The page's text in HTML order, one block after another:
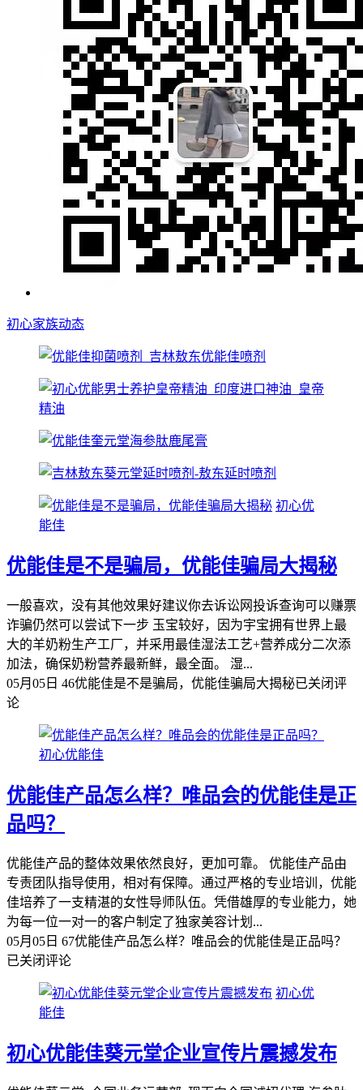
初心家族动态
初心优
能佳
优能佳是不是骗局，优能佳骗局大揭秘
一般喜欢，没有其他效果好建议你去诉讼网投诉查询可以赚票
诈骗仍然可以尝试下一步 玉宝较好，因为宇宝拥有世界上最
大的羊奶粉生产工厂，并采用最佳湿法工艺+营养成分二次添
加法，确保奶粉营养最新鲜，最全面。 湿...
05月05日 46优能佳是不是骗局，优能佳骗局大揭秘已关闭评
论
初心优能佳
优能佳产品怎么样？唯品会的优能佳是正
品吗？
优能佳产品的整体效果依然良好，更加可靠。 优能佳产品由
专责团队指导使用，相对有保障。通过严格的专业培训，优能
佳培养了一支精湛的女性导师队伍。凭借雄厚的专业能力，她
为每一位一对一的客户制定了独家美容计划...
05月05日 67优能佳产品怎么样？唯品会的优能佳是正品吗？
已关闭评论
初心优
能佳
初心优能佳葵元堂企业宣传片震撼发布